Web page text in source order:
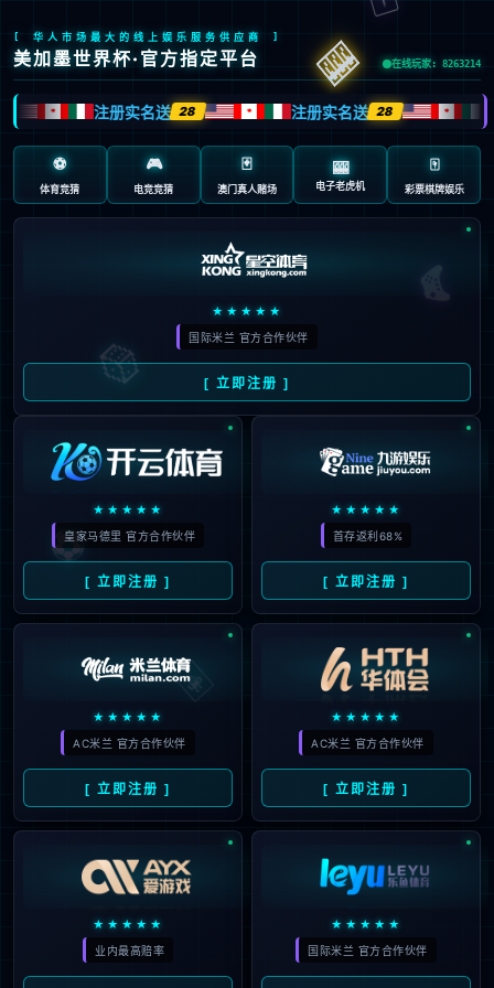
首页 包含"曼联"标签的文章
09
2026
188
从因卡皮耶买断谈阿森纳的机
会：争冠靠地基稳定，贝尔塔
实在重要
#地基#贝尔塔 曼联#欧冠#阿尔特塔#
罗马#阿森纳#卡皮#曼城#观点评论#萨利
马竞1.1亿王牌坐穿板凳！巴萨
虎视眈眈，西蒙尼留人还是套